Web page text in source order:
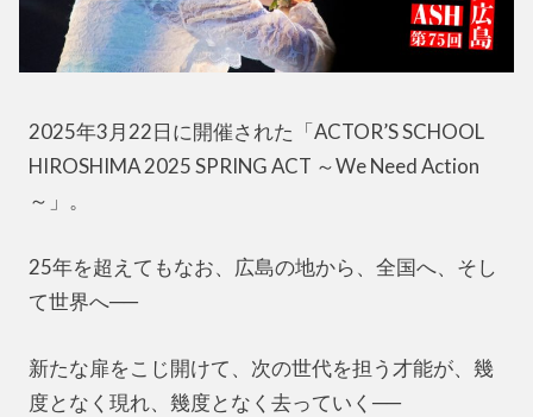
2025年3月22日に開催された「ACTOR’S SCHOOL
HIROSHIMA 2025 SPRING ACT ～We Need Action
～」。
25年を超えてもなお、広島の地から、全国へ、そし
て世界へ──
新たな扉をこじ開けて、次の世代を担う才能が、幾
度となく現れ、幾度となく去っていく──